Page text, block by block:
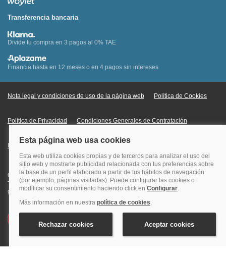
Transferencia bancaria
Divide tu compra en 3 pagos al 0% TAE
Financia hasta en 12 meses o en 4 pagos sin intereses
Nota legal y condiciones de uso de la página web Política de Cookies
Política de Privacidad Condiciones Generales de Contratación
Información Legal sobre Mercados en Línea
Quehoteles.com - Especialistas en hoteles © Copyright Veturis Travel S.A.
Todos los derechos reservados. Autorización nº I-AV0000879.4 Tel: +34
915759999